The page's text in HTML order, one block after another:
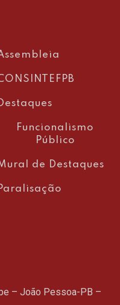
Funcionalismo
Público
de Destaques
– João Pessoa-PB –